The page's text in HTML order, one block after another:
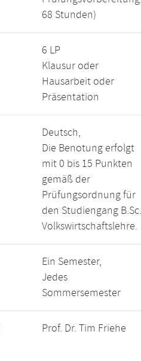
68 Stunden)
6 LP
Klausur oder
Hausarbeit oder
Präsentation
Deutsch,
Die Benotung erfolgt
mit 0 bis 15 Punkten
gemäß der
Prüfungsordnung für
den Studiengang B.Sc.
Volkswirtschaftslehre.
Ein Semester,
Jedes
Sommersemester
Prof. Dr. Tim Friehe